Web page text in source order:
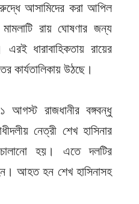
আসামিদের করা আপিল
রায় ঘোষণার জন্য
এরই ধারাবাহিকতায় রায়ের
কার্যতালিকায় উঠছে।
রাজধানীর বঙ্গবন্ধু
নেত্রী শেখ হাসিনার
হয়। এতে দলটির
আহত হন শেখ হাসিনাসহ